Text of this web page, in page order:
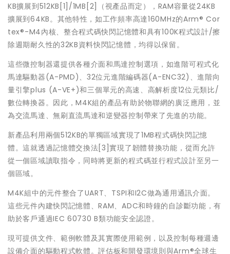
KB擴展到512KB[1]/1MB[2]（視產品而定），RAM容量從24KB
擴展到64KB。其他特性，如工作頻率高達160MHz的Arm® Cor
tex®-M4內核、整合程式碼快閃記憶體和具有100K程式設計/擦
除週期耐久性的32KB資料快閃記憶體，均得以保留。
這些微控制器還提供各種介面和馬達控制選項，如進階可程式化
馬達驅動器(A-PMD)、32位元進階編碼器(A-ENC32)、進階向
量引擎plus (A-VE+)和三個單元的高速、高解析度12位元類比/
數位轉換器。因此，M4K組的產品有助於物聯網的廣泛應用，並
為交流馬達、無刷直流馬達和逆變器控制帶來了先進的功能。
新產品利用兩個512KB的單獨區域實現了1MB程式碼快閃記憶
體。這就透過記憶體交換法[3]實現了韌體替換功能，從而允許
從一個區域讀取指令，同時將更新的程式碼並行程式設計至另一
個區域。
M4K組中的元件整合了UART、TSPI和I2C做為通用通訊介面。
這些元件內建快閃記憶體、RAM、ADC和時鐘的自診斷功能，有
助於客戶通過IEC 60730 B類功能安全認證。
現可提供文件、範例軟體及其實際使用範例，以及控制每種週邊
設備介面的驅動程式軟體。評估板和開發環境則與Arm®全球生